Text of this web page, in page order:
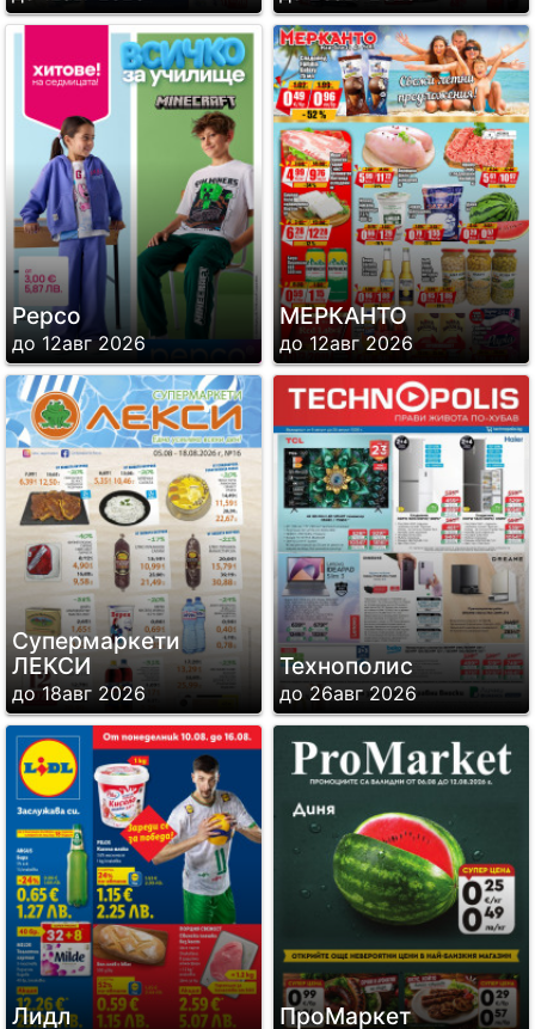
Pepco
до 12авг 2026
МЕРКАНТО
до 12авг 2026
Супермаркети
ЛЕКСИ
до 18авг 2026
Технополис
до 26авг 2026
Лидл ПроМаркет